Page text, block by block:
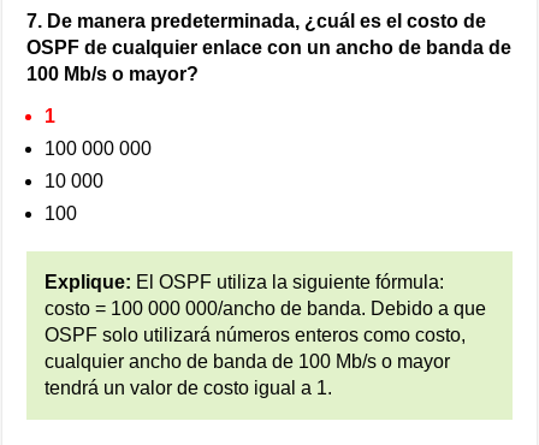
7. De manera predeterminada, ¿cuál es el costo de
OSPF de cualquier enlace con un ancho de banda de
100 Mb/s o mayor?
1
100 000 000
10 000
100
Explique: El OSPF utiliza la siguiente fórmula:
costo = 100 000 000/ancho de banda. Debido a que
OSPF solo utilizará números enteros como costo,
cualquier ancho de banda de 100 Mb/s o mayor
tendrá un valor de costo igual a 1.